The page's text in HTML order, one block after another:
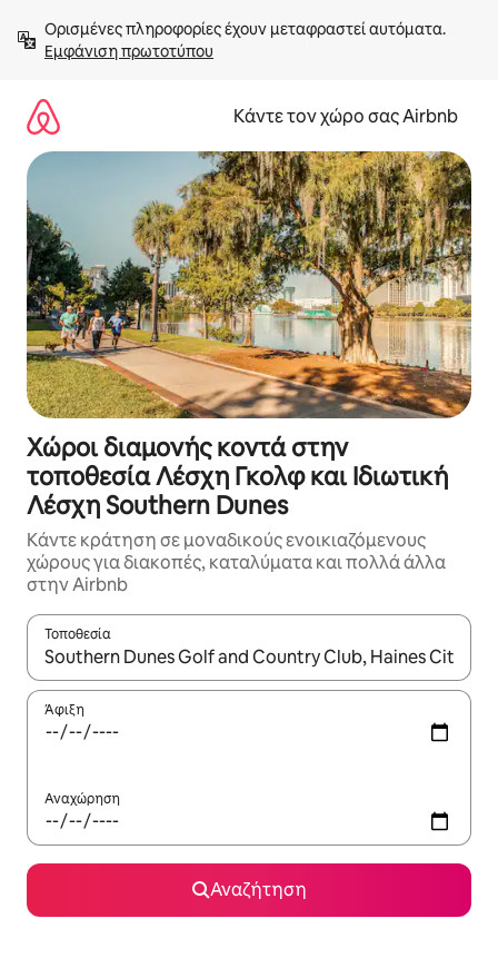
στο
περιεχόμενοΕμφάνιση πρωτοτύπου
Κάντε τον χώρο σας Airbnb
Χώροι διαμονής κοντά στην
τοποθεσία Λέσχη Γκολφ και Ιδιωτική
Λέσχη Southern Dunes
Κάντε κράτηση σε μοναδικούς ενοικιαζόμενους
χώρους για διακοπές, καταλύματα και πολλά άλλα
στην Airbnb
Τοποθεσία
Όταν τα αποτελέσματα είναι διαθέσιμα, μπορείτε να
Άφιξη
Αναχώρηση
Αναζήτηση